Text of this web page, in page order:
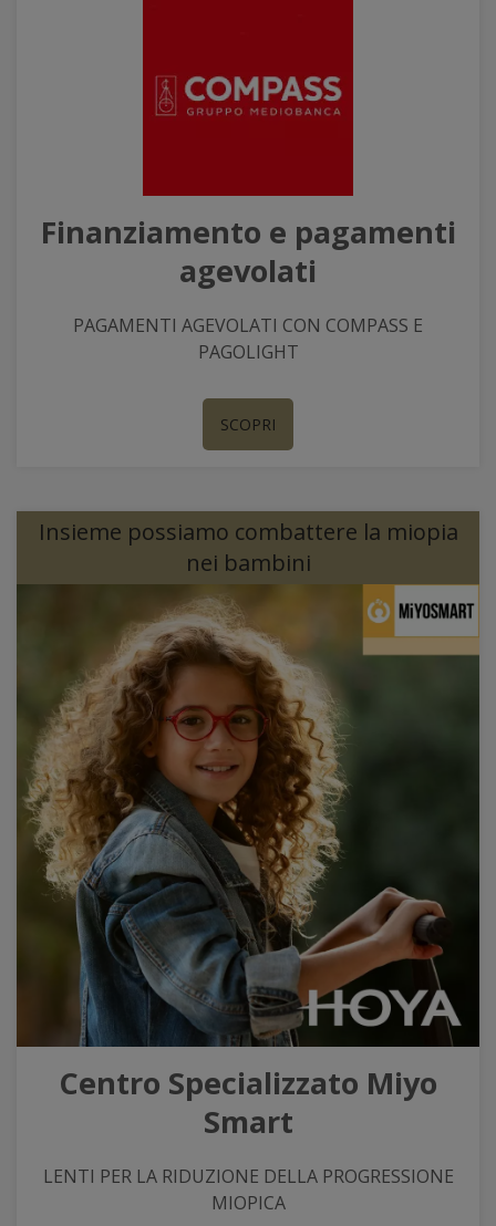
Finanziamento e pagamenti
agevolati
PAGAMENTI AGEVOLATI CON COMPASS E
PAGOLIGHT
SCOPRI
Insieme possiamo combattere la miopia
nei bambini
Centro Specializzato Miyo
Smart
LENTI PER LA RIDUZIONE DELLA PROGRESSIONE
MIOPICA